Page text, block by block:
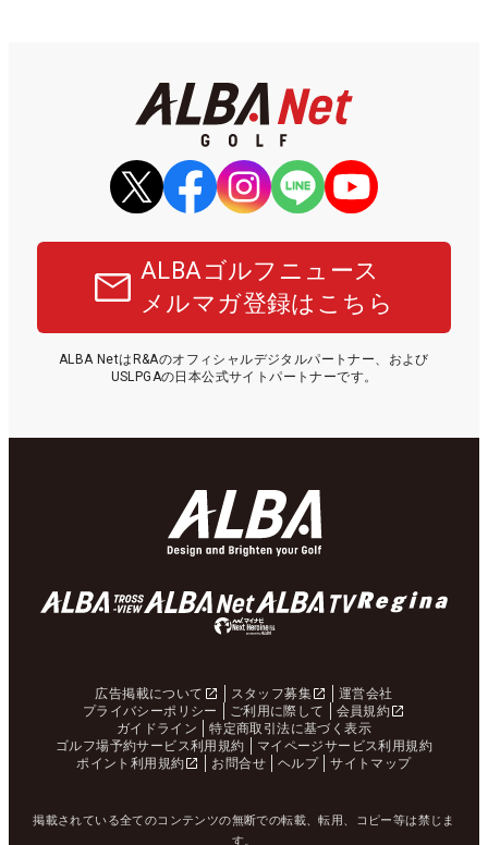
ALBAゴルフニュース
メルマガ登録はこちら
ALBA NetはR&Aのオフィシャルデジタルパートナー、および
USLPGAの日本公式サイトパートナーです。
広告掲載について スタッフ募集
運営会社
プライバシーポリシー
ご利用に際して
会員規約
ガイドライン
特定商取引法に基づく表示
ゴルフ場予約サービス利用規約
マイページサービス利用規約
ポイント利用規約
お問合せ ヘルプ サイトマップ
掲載されている全てのコンテンツの無断での転載、転用、コピー等は禁じま
す。